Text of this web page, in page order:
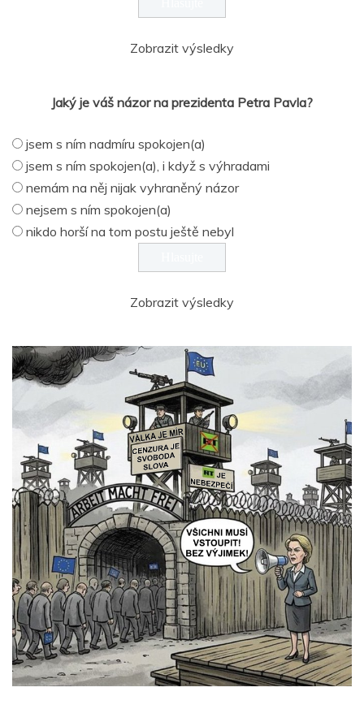
Zobrazit výsledky
Jaký je váš názor na prezidenta Petra Pavla?
jsem s ním nadmíru spokojen(a)
jsem s ním spokojen(a), i když s výhradami
nemám na něj nijak vyhraněný názor
nejsem s ním spokojen(a)
nikdo horší na tom postu ještě nebyl
Zobrazit výsledky